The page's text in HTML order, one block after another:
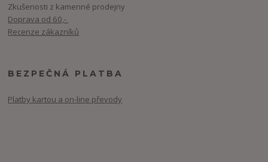
Zkušenosti z kamenné prodejny
Doprava od 60,-
Recenze zákazníků
BEZPEČNÁ PLATBA
Platby kartou a on-line převody